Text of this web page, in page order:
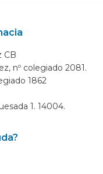
CB
nº colegiado 2081.
1862
1. 14004.